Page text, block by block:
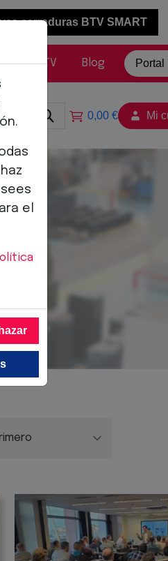
cerraduras BTV SMART
Grupo BTV Blog Portal
0,00 € Mi
el